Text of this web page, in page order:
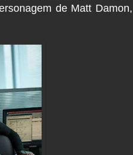
de Matt Damon,